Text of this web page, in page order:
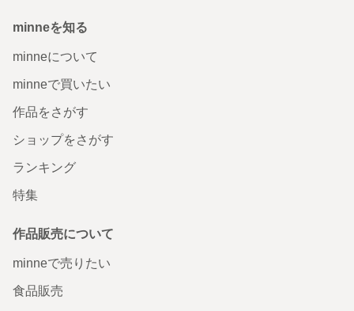
minneを知る
minneについて
minneで買いたい
作品をさがす
ショップをさがす
ランキング
特集
作品販売について
minneで売りたい
食品販売